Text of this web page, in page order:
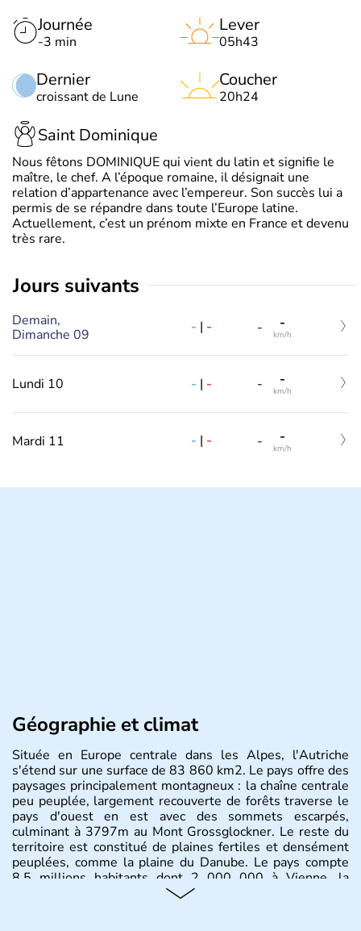
Journée
-3 min
Dernier
croissant de Lune
Lever
05h43
Coucher
20h24
Saint Dominique
Nous fêtons DOMINIQUE qui vient du latin et signifie le
maître, le chef. A l’époque romaine, il désignait une
relation d’appartenance avec l’empereur. Son succès lui a
permis de se répandre dans toute l’Europe latine.
Actuellement, c’est un prénom mixte en France et devenu
très rare.
jours suivants
Demain,
Dimanche 09
- | - - -
km/h
Lundi 10 - | - - -
km/h
Mardi 11 - | - - -
km/h
Géographie et climat
Située en Europe centrale dans les Alpes, l'Autriche
s'étend sur une surface de 83 860 km2. Le pays offre des
paysages principalement montagneux : la chaîne centrale
peu peuplée, largement recouverte de forêts traverse le
pays d'ouest en est avec des sommets escarpés,
culminant à 3797m au Mont Grossglockner. Le reste du
territoire est constitué de plaines fertiles et densément
peuplées, comme la plaine du Danube. Le pays compte
8.5 millions habitants dont 2 000 000 à Vienne, la